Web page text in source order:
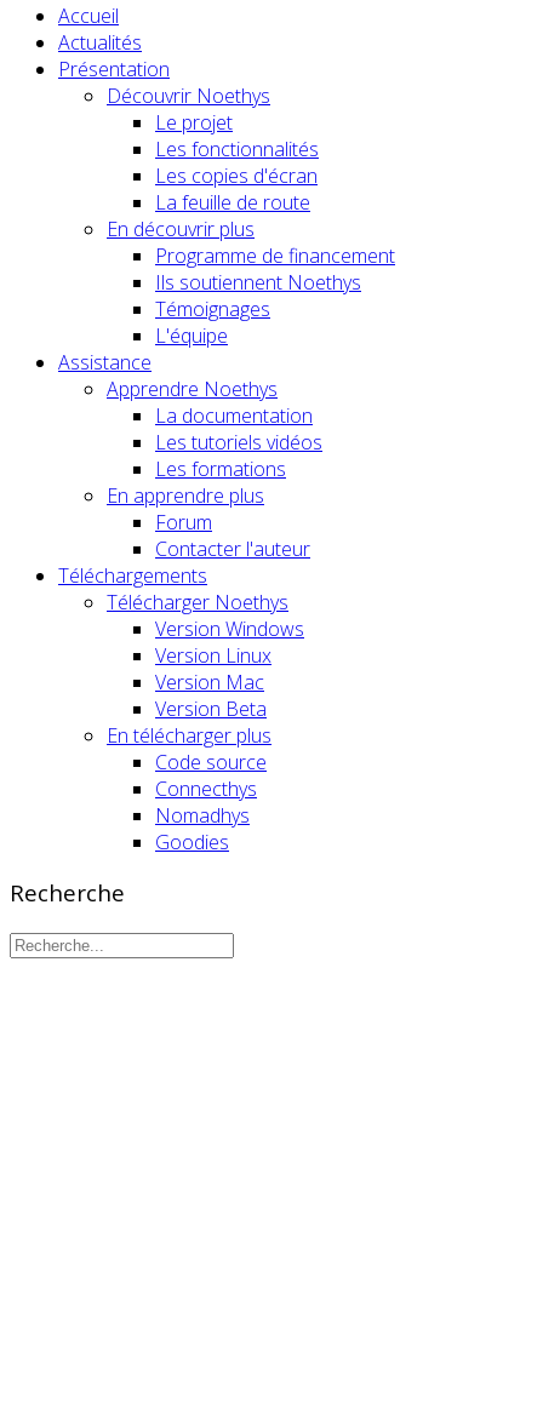
Accueil
Actualités
Présentation
Découvrir Noethys
Le projet
Les fonctionnalités
Les copies d'écran
La feuille de route
En découvrir plus
Programme de financement
Ils soutiennent Noethys
Témoignages
L'équipe
Assistance
Apprendre Noethys
La documentation
Les tutoriels vidéos
Les formations
En apprendre plus
Forum
Contacter l'auteur
Téléchargements
Télécharger Noethys
Version Windows
Version Linux
Version Mac
Version Beta
En télécharger plus
Code source
Connecthys
Nomadhys
Goodies
Recherche